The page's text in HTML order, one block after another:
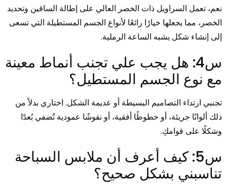
نعم، تعمل السراويل ذات الخصر العالي على إطالة الساقين وتحديد
الخصر، مما يجعلها خيارًا رائعًا لأنواع الجسم المستطيلة التي تسعى
إلى إنشاء شكل يشبه الساعة الرملية.
س4: هل يجب علي تجنب أنماط معينة
مع نوع الجسم المستطيل؟
تجنبي ارتداء التصاميم البسيطة أو عديمة الشكل. اختاري بدلاً من
ذلك ألوانًا جريئة، أو خطوطًا أفقية، أو نقوشًا عمودية تُضفي بُعدًا
وشكلًا على قوامكِ.
س5: كيف أعرف أن ملابس السباحة
تناسبني بشكل صحيح؟